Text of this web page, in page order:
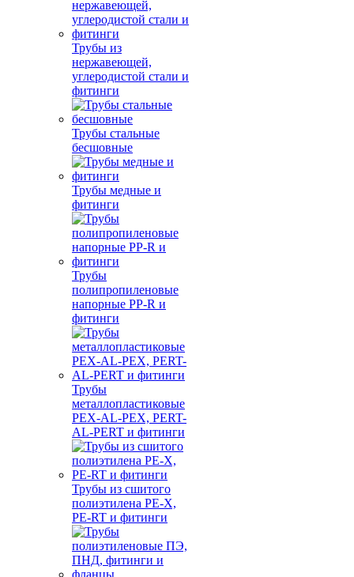
Трубы из
нержавеющей,
углеродистой стали и
фитинги
Трубы стальные
бесшовные
Трубы медные и
фитинги
Трубы
полипропиленовые
напорные PP-R и
фитинги
Трубы
металлопластиковые
PEX-AL-PEX, PERT-
AL-PERT и фитинги
Трубы из сшитого
полиэтилена PE-X,
PE-RT и фитинги